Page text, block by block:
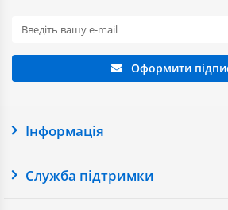
Оформити
Інформація
Служба підтримки